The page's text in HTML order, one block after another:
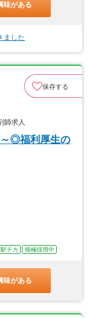
味がある
ました
保存する
師求人
～◎福利厚生の
駅チカ 積極採用中
味がある